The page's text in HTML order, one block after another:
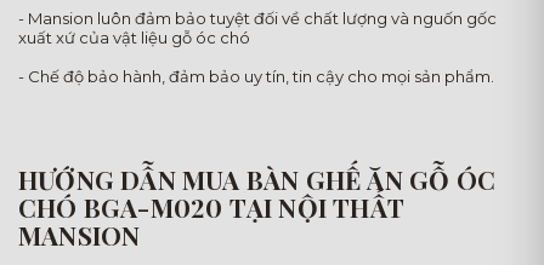
- Mansion luôn đảm bảo tuyệt đối về chất lượng và nguốn gốc
xuất xứ của vật liệu gỗ óc chó
- Chế độ bảo hành, đảm bảo uy tín, tin cậy cho mọi sản phẩm.
HƯỚNG DẪN MUA BÀN GHẾ ĂN GỖ ÓC
CHÓ BGA-M020 TẠI NỘI THẤT
MANSION